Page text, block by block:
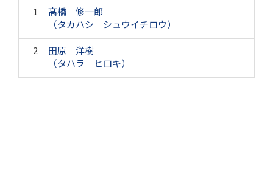
1
髙橋 修一郎
（タカハシ シュウイチロウ）
2
田原 洋樹
（タハラ ヒロキ）